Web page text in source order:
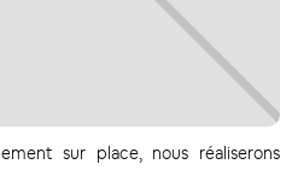
sur place, nous réaliserons